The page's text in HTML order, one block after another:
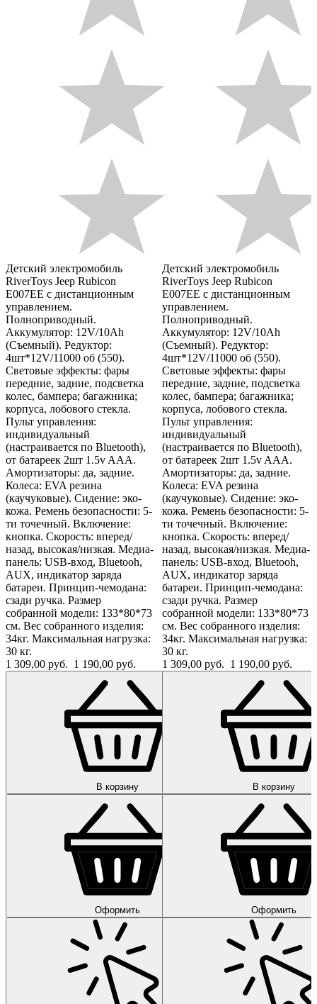
Детский электромобиль
RiverToys Jeep Rubicon
E007EE с дистанционным
управлением.
Полноприводный.
Аккумулятор: 12V/10Ah
(Съемный). Редуктор:
4шт*12V/11000 об (550).
Световые эффекты: фары
передние, задние, подсветка
колес, бампера; багажника;
корпуса, лобового стекла.
Пульт управления:
индивидуальный
(настраивается по Bluetooth),
от батареек 2шт 1.5v AAА.
Амортизаторы: да, задние.
Колеса: EVA резина
(каучуковые). Сидение: эко-
кожа. Ремень безопасности: 5-
ти точечный. Включение:
кнопка. Скорость: вперед/
назад, высокая/низкая. Медиа-
панель: USB-вход, Bluetooh,
AUX, индикатор заряда
батареи. Принцип-чемодана:
сзади ручка. Размер
собранной модели: 133*80*73
см. Вес собранного изделия:
34кг. Максимальная нагрузка:
30 кг.
1 309,00 руб. 1 190,00 руб.
В корзину
Оформить
Детский электромобиль
RiverToys Jeep Rubicon
E007EE с дистанционным
управлением.
Полноприводный.
Аккумулятор: 12V/10Ah
(Съемный). Редуктор:
4шт*12V/11000 об (550).
Световые эффекты: фары
передние, задние, подсветка
колес, бампера; багажника;
корпуса, лобового стекла.
Пульт управления:
индивидуальный
(настраивается по Bluetooth),
от батареек 2шт 1.5v AAА.
Амортизаторы: да, задние.
Колеса: EVA резина
(каучуковые). Сидение: эко-
кожа. Ремень безопасности: 5-
ти точечный. Включение:
кнопка. Скорость: вперед/
назад, высокая/низкая. Медиа-
панель: USB-вход, Bluetooh,
AUX, индикатор заряда
батареи. Принцип-чемодана:
сзади ручка. Размер
собранной модели: 133*80*73
см. Вес собранного изделия:
34кг. Максимальная нагрузка:
30 кг.
1 309,00 руб. 1 190,00 руб.
В корзину
Оформить